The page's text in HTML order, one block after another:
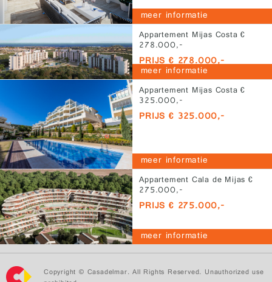
meer informatie
Appartement Mijas Costa €
278.000,-
PRIJS € 278.000,-
meer informatie
Appartement Mijas Costa €
325.000,-
PRIJS € 325.000,-
meer informatie
Appartement Cala de Mijas €
275.000,-
PRIJS € 275.000,-
meer informatie
Copyright © Casadelmar. All Rights Reserved. Unauthorized use